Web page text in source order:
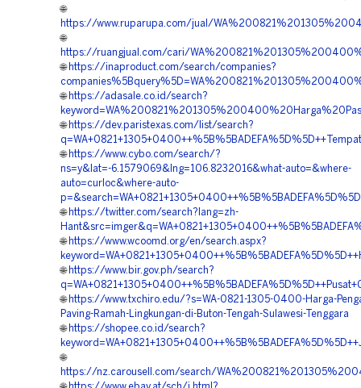
🌐
https://www.ruparupa.com/jual/
🌐
https://ruangjual.com/cari/
🌐 https://inaproduct.com/search/companies?
🌐 https://adasale.co.id/search?
🌐 https://dev.paristexas.com/list/search?
🌐 https://www.cybo.com/search/?
ns=y&lat=-6.1579069&lng=106.8232016&what-auto=&where-
auto=curloc&where-auto-
🌐 https://twitter.com/search?lang=zh-
🌐 https://www.wcoomd.org/en/search.aspx?
🌐 https://www.bir.gov.ph/search?
🌐 https://www.txchiro.edu/?s=WA-0821-1305-0400-Harga-
Paving-Ramah-Lingkungan-di-Buton-Tengah-Sulawesi-Tenggara
🌐 https://shopee.co.id/search?
🌐
https://nz.carousell.com/search/